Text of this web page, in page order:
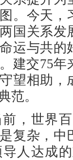
。今天
国关系
运与共
建交75
望相助
范。
，世界
复杂，
人达成